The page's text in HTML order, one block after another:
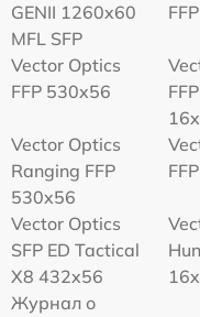
GENII 1260x60
MFL SFP
Vector Optics
FFP 530x56
Vector Optics
Ranging FFP
530x56
Vector Optics
SFP ED Tactical
X8 432x56
Журнал о